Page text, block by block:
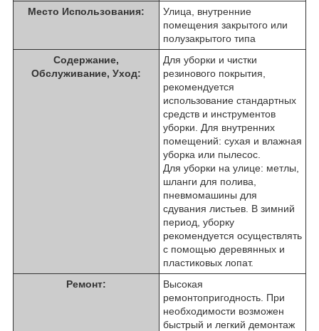
Место Использования:
Улица, внутренние
помещения закрытого или
полузакрытого типа
Содержание,
Обслуживание, Уход:
Для уборки и чистки
резинового покрытия,
рекомендуется
использование стандартных
средств и инструментов
уборки. Для внутренних
помещений: сухая и влажная
уборка или пылесос.
Для уборки на улице: метлы,
шланги для полива,
пневмомашины для
сдувания листьев. В зимний
период, уборку
рекомендуется осуществлять
с помощью деревянных и
пластиковых лопат.
Ремонт:
Высокая
ремонтопригодность. При
необходимости возможен
быстрый и легкий демонтаж